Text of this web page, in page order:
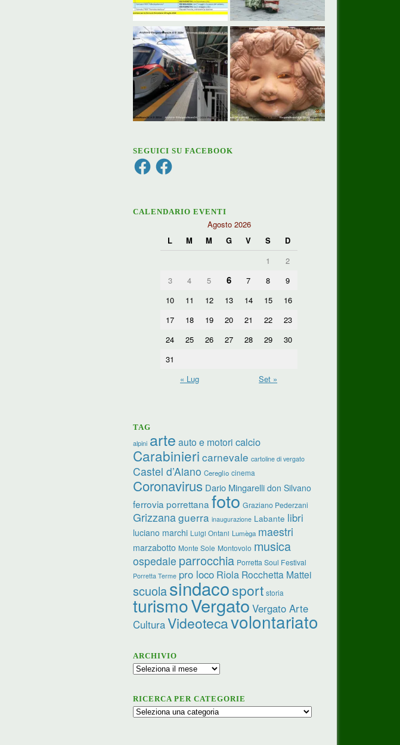
SEGUICI SU FACEBOOK
FacebookFacebook
CALENDARIO EVENTI
Agosto 2026
L
M M G V S
D
1
2
3
4 5 6 7 8
9
10
11 12 13 14 15
16
17
18 19 20 21 22
23
24
25 26 27 28 29
30
31
« Lug
Set »
TAG
alpini arte auto e motori calcio
Carabinieri carnevale cartoline di vergato
Castel d’Aiano Cereglio cinema
Coronavirus Dario Mingarelli don Silvano
ferrovia porrettana foto Graziano Pederzani
Grizzanaguerra inaugurazione Labante libri
luciano marchi Luigi Ontani Lumèga maestri
marzabotto Monte Sole Montovolo musica
ospedale parrocchia Porretta Soul Festival
Porretta Terme pro loco Riola Rocchetta Mattei
scuolasindacosport storia
turismoVergato Vergato Arte
CulturaVideotecavolontariato
ARCHIVIO
Archivio
RICERCA PER CATEGORIE
Ricerca